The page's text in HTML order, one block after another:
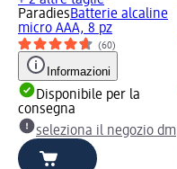
ParadiesBatterie alcaline
micro AAA, 8 pz
(60)
Informazioni
Disponibile per la
consegna
seleziona il negozio dm